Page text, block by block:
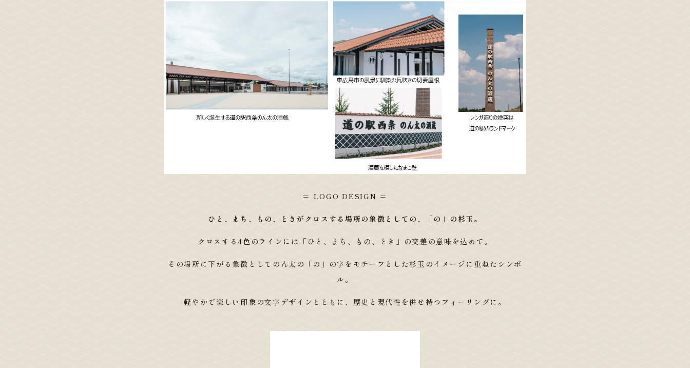
＝ LOGO DESIGN ＝
ひと、まち、もの、ときがクロスする場所の象徴としての、「の」の杉玉。
クロスする4色のラインには「ひと、まち、もの、とき」の交差の意味を込めて。
その場所に下がる象徴としてのん太の「の」の字をモチーフとした杉玉のイメージに重ねたシンボ
ル。
軽やかで楽しい印象の文字デザインとともに、歴史と現代性を併せ持つフィーリングに。